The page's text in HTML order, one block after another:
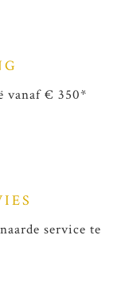
vanaf € 350*
service te